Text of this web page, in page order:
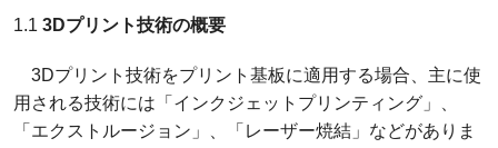
1.1 3Dプリント技術の概要
3Dプリント技術をプリント基板に適用する場合、主に使
用される技術には「インクジェットプリンティング」、
「エクストルージョン」、「レーザー焼結」などがありま